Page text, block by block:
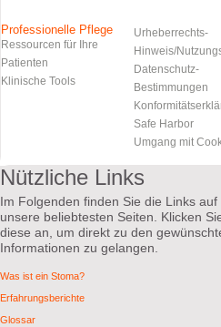
Professionelle Pflege
Ressourcen für Ihre
Patienten
Klinische Tools
Urheberrechts-
Hinweis/
Datenschutz-
Bestimmungen
Safe Harbor
Umgang mit
Nützliche Links
Im Folgenden finden Sie die Links auf
unsere beliebtesten Seiten. Klicken
diese an, um direkt zu den
Informationen zu gelangen.
Was ist ein Stoma?
Erfahrungsberichte
Glossar